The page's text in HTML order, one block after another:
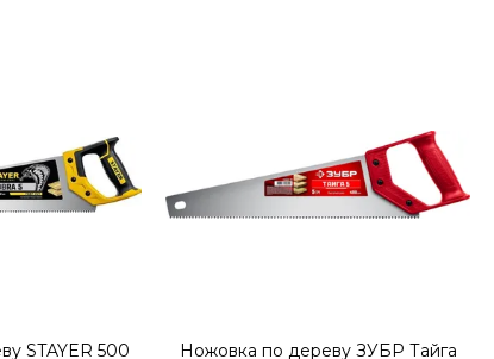
STAYER 500
Ножовка по дереву ЗУБР Тайга